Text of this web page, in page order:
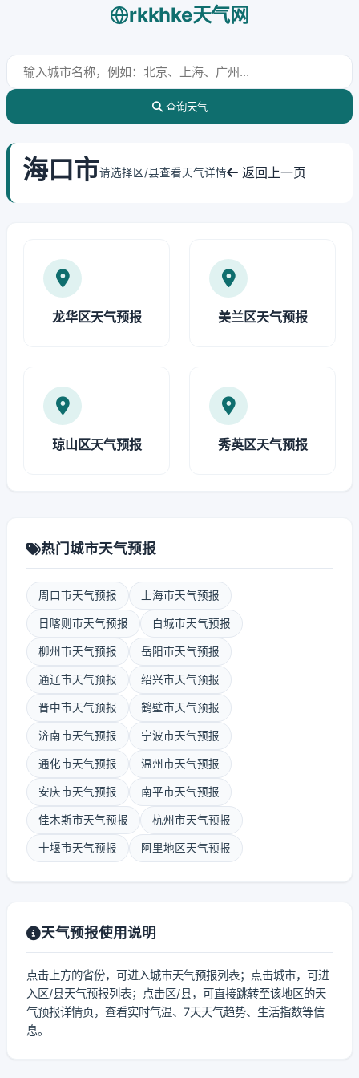
rkkhke天气网
查询天气
海口市请选择区/县查看天气详情 返回上一页
龙华区天气预报 美兰区天气预报
琼山区天气预报 秀英区天气预报
热门城市天气预报
周口市天气预报 上海市天气预报
日喀则市天气预报 白城市天气预报
柳州市天气预报 岳阳市天气预报
通辽市天气预报 绍兴市天气预报
晋中市天气预报 鹤壁市天气预报
济南市天气预报 宁波市天气预报
通化市天气预报 温州市天气预报
安庆市天气预报 南平市天气预报
佳木斯市天气预报 杭州市天气预报
十堰市天气预报 阿里地区天气预报
天气预报使用说明
点击上方的省份，可进入城市天气预报列表；点击城市，可进
入区/县天气预报列表；点击区/县，可直接跳转至该地区的天
气预报详情页，查看实时气温、7天天气趋势、生活指数等信
息。